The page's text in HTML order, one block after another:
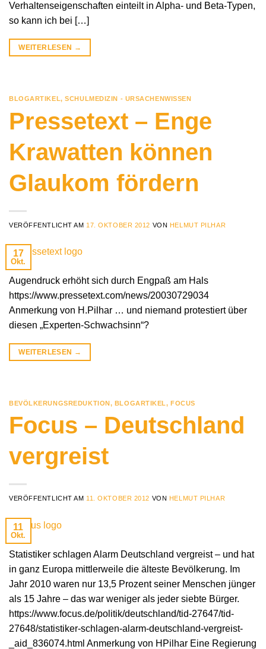
Verhaltenseigenschaften einteilt in Alpha- und Beta-Typen,
so kann ich bei […]
WEITERLESEN →
BLOGARTIKEL,SCHULMEDIZIN - URSACHENWISSEN
Pressetext – Enge
Krawatten können
Glaukom fördern
VERÖFFENTLICHT AM 17. OKTOBER 2012 VON HELMUT PILHAR
17
Okt.
Augendruck erhöht sich durch Engpaß am Hals
https://www.pressetext.com/news/20030729034
Anmerkung von H.Pilhar … und niemand protestiert über
diesen „Experten-Schwachsinn“?
WEITERLESEN →
BEVÖLKERUNGSREDUKTION, BLOGARTIKEL,FOCUS
Focus – Deutschland
vergreist
VERÖFFENTLICHT AM11. OKTOBER 2012 VON HELMUT PILHAR
11
Okt.
Statistiker schlagen Alarm Deutschland vergreist – und hat
in ganz Europa mittlerweile die älteste Bevölkerung. Im
Jahr 2010 waren nur 13,5 Prozent seiner Menschen jünger
als 15 Jahre – das war weniger als jeder siebte Bürger.
https://www.focus.de/politik/deutschland/tid-27647/tid-
27648/statistiker-schlagen-alarm-deutschland-vergreist-
_aid_836074.html Anmerkung von HPilhar Eine Regierung